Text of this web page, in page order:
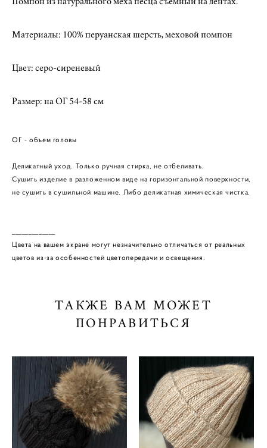
Материалы: 100% перуанская шерсть, меховой помпон
Цвет: серо-сиреневый
Размер: на ОГ 54-58 см
ОГ - объем головы
Деликатный уход. Только ручная стирка, не отбеливать.
Сушить изделие в разложенном виде на горизонтальной поверхности,
не сушить в сушильной машине. Либо деликатная химическая чистка.
Цвета на вашем экране могут незначительно отличаться от реальных
цветов из-за особенностей цветопередачи и освещения.
ТАКЖЕ ВАМ МОЖЕТ
ПОНРАВИТЬСЯ